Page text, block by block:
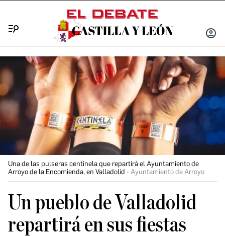
INICIAR
Una de las pulseras centinela que repartirá el Ayuntamiento de
Arroyo de la Encomienda, en Valladolid
Ayuntamiento de Arroyo
Un pueblo de Valladolid
repartirá en sus fiestas